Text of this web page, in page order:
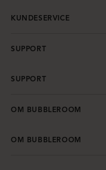
KUNDESERVICE
SUPPORT
SUPPORT
OM BUBBLEROOM
OM BUBBLEROOM